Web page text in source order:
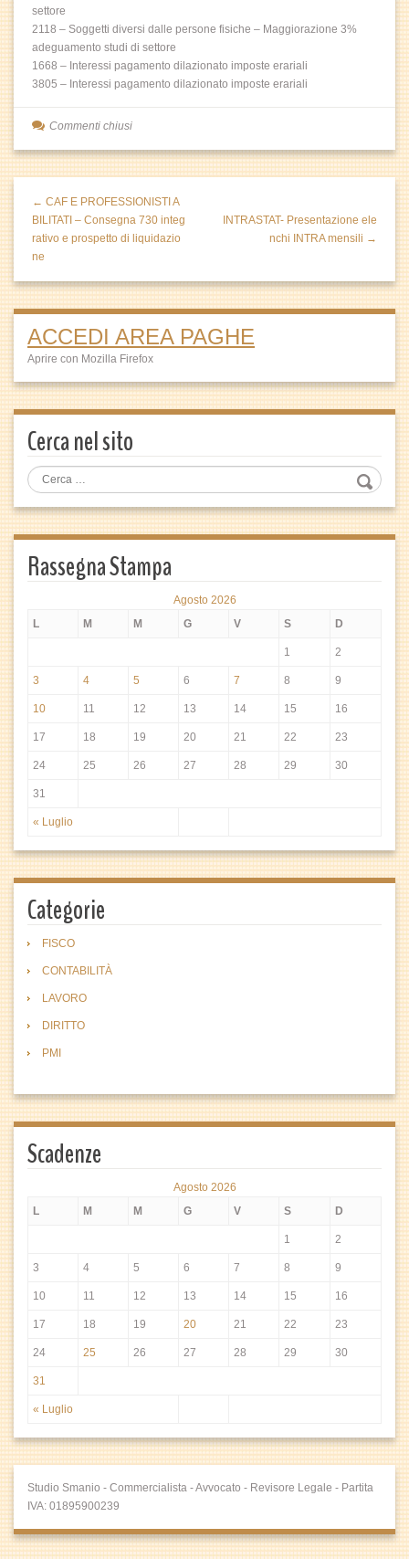
settore
2118 – Soggetti diversi dalle persone fisiche – Maggiorazione 3%
adeguamento studi di settore
1668 – Interessi pagamento dilazionato imposte erariali
3805 – Interessi pagamento dilazionato imposte erariali
Commenti chiusi
← CAF E PROFESSIONISTI A
BILITATI – Consegna 730 integ
rativo e prospetto di liquidazio
ne
INTRASTAT- Presentazione ele
nchi INTRA mensili →
ACCEDI AREA PAGHE
Aprire con Mozilla Firefox
Cerca nel sito
Rassegna Stampa
Agosto 2026
L
M M G V S D
« Luglio
1 2
3 4 5 6 7 8 9
10 11 12 13 14 15 16
17 18 19 20 21 22 23
24 25 26 27 28 29 30
31
Categorie
FISCO
CONTABILITÀ
LAVORO
DIRITTO
PMI
Scadenze
Agosto 2026
L
M M G V S D
« Luglio
1 2
3 4 5 6 7 8 9
10 11 12 13 14 15 16
17 18 19 20 21 22 23
24 25 26 27 28 29 30
31
Studio Smanio - Commercialista - Avvocato - Revisore Legale - Partita
IVA: 01895900239